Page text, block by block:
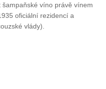
víno právě vínem
oficiální rezidencí a
vlády).